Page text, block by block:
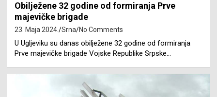
Obilježene 32 godine od formiranja Prve
majevičke brigade
23. Maja 2024. Srna No Comments
U Ugljeviku su danas obilježene 32 godine od formiranja
Prve majevičke brigade Vojske Republike Srpske…